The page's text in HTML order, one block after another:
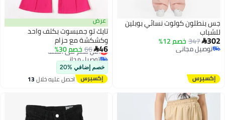
جس بنطلون كولوت نسائي بوبلين
للشباب
302
347 خصم 12%
توصيل مجاني
توصيل مجاني
عرض
تايك تو جمبسوت بكتف واحد
وكشكشة مع حزام
46
66 خصم 30%
أقل سعر في السنة
توصيل مجاني
أقل سعر في السنة
خصم إضافي %20
احصل عليه خلال13